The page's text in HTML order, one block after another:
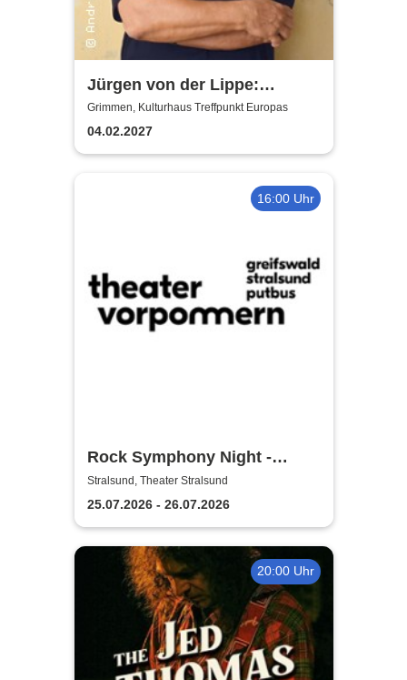
Jürgen von der Lippe:
Sextextsextett - Comedy-
Lesung
Grimmen, Kulturhaus Treffpunkt Europas
04.02.2027
16:00 Uhr
Rock Symphony Night -
Theater Vorpommern
Stralsund, Theater Stralsund
25.07.2026 - 26.07.2026
20:00 Uhr